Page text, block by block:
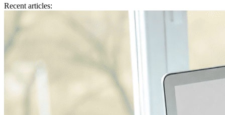
Recent articles: